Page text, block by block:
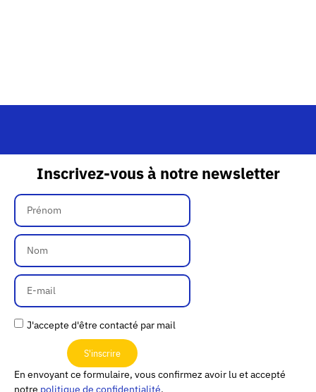
Inscrivez-vous à notre newsletter
J'accepte d'être contacté par mail
S'inscrire
En envoyant ce formulaire, vous confirmez avoir lu et accepté
notre politique de confidentialité.